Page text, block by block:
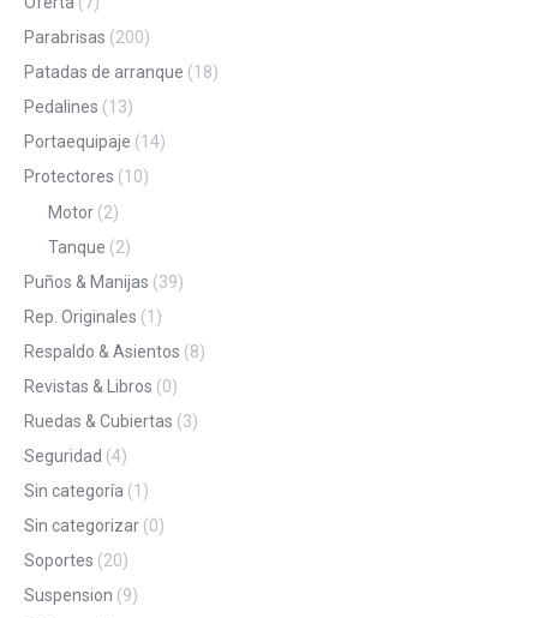
Parabrisas (200)
Patadas de arranque (18)
Pedalines (13)
Portaequipaje (14)
Protectores (10)
Motor (2)
Tanque (2)
Puños & Manijas (39)
Rep. Originales (1)
Respaldo & Asientos (8)
Revistas & Libros (0)
Ruedas & Cubiertas (3)
Seguridad (4)
Sin categoría (1)
Sin categorizar (0)
Soportes (20)
Suspension (9)